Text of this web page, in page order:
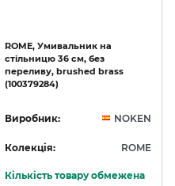
ROME, Умивальник на
стільницю 36 см, без
переливу, brushed brass
(100379284)
Виробник: NOKEN
Колекція: ROME
Кількість товару обмежена